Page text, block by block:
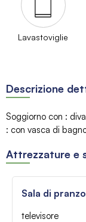
Lavastoviglie
Descrizione
Soggiorno con :
: con vasca di
Attrezzature e
Sala di pranzo
televisore